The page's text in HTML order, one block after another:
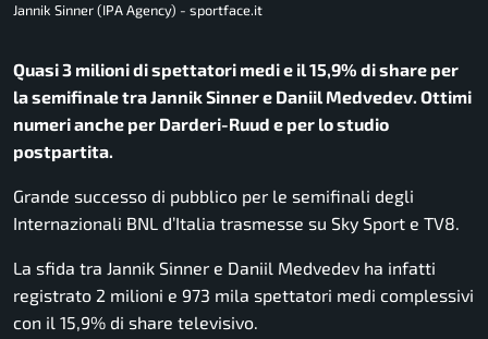
Jannik Sinner (IPA Agency) - sportface.it
Quasi 3 milioni di spettatori medi e il 15,9% di share per
la semifinale tra Jannik Sinner e Daniil Medvedev. Ottimi
numeri anche per Darderi-Ruud e per lo studio
postpartita.
Grande successo di pubblico per le semifinali degli
Internazionali BNL d’Italia trasmesse su Sky Sport e TV8.
La sfida tra Jannik Sinner e Daniil Medvedev ha infatti
registrato 2 milioni e 973 mila spettatori medi complessivi
con il 15,9% di share televisivo.